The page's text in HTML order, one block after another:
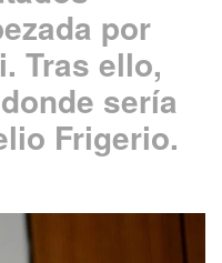
por
Tras ello,
sería
Frigerio.